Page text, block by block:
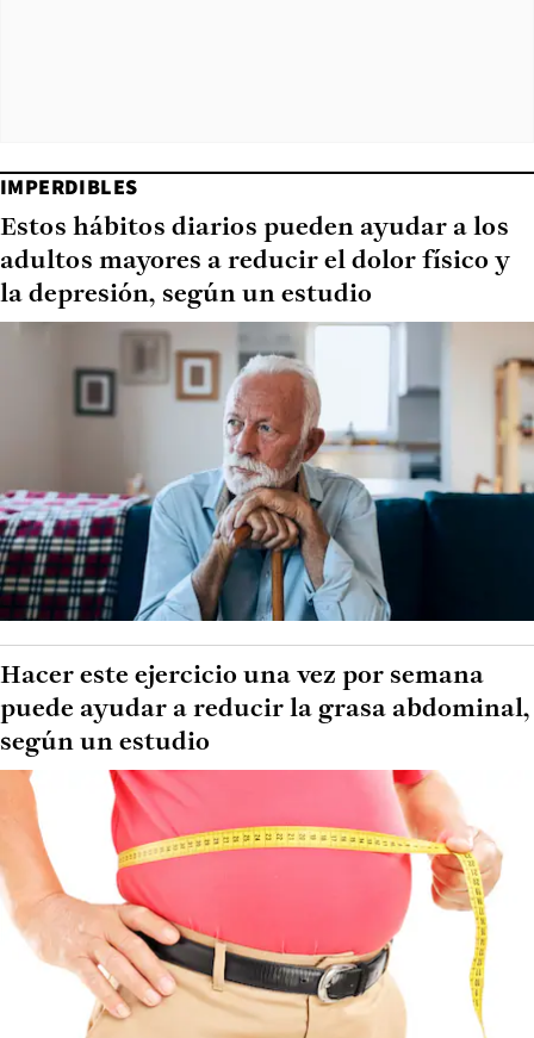
IMPERDIBLES
Estos hábitos diarios pueden ayudar a los
adultos mayores a reducir el dolor físico y
la depresión, según un estudio
Hacer este ejercicio una vez por semana
puede ayudar a reducir la grasa abdominal,
según un estudio